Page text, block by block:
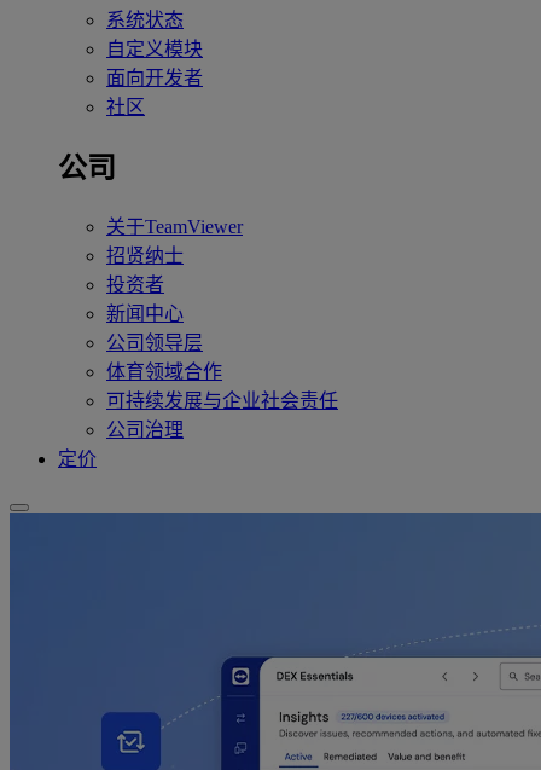
系统状态
自定义模块
面向开发者
社区
公司
关于TeamViewer
招贤纳士
投资者
新闻中心
公司领导层
体育领域合作
可持续发展与企业社会责任
公司治理
定价